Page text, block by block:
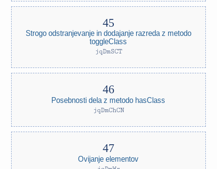
Strogo odstranjevanje in dodajanje razreda z metodo
toggleClass
jqDmSCT
Posebnosti dela z metodo hasClass
jqDmChCN
Ovijanje elementov